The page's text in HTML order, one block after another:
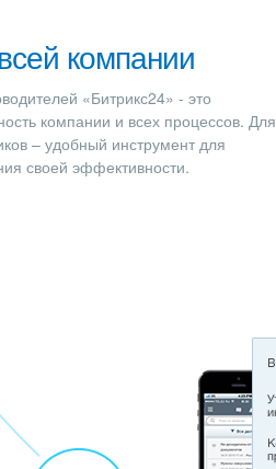
компании
«Битрикс24» - это
компании и всех процессов. Для
– удобный инструмент для
своей эффективности.